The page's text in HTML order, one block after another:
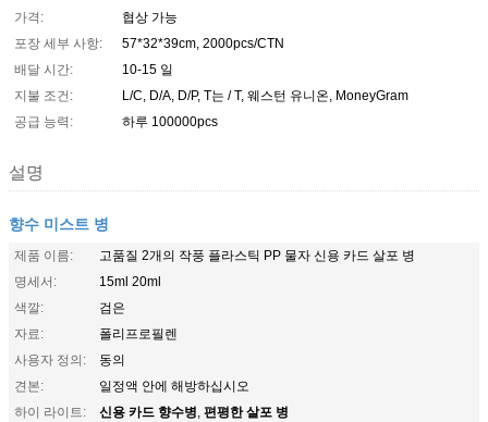
가격:
협상 가능
포장 세부 사항:
57*32*39cm, 2000pcs/CTN
배달 시간:
10-15 일
지불 조건:
L/C, D/A, D/P, T는 / T, 웨스턴 유니온, MoneyGram
공급 능력:
하루 100000pcs
설명
향수 미스트 병
제품 이름:
고품질 2개의 작풍 플라스틱 PP 물자 신용 카드 살포 병
명세서:
15ml 20ml
색깔:
검은
자료:
폴리프로필렌
사용자 정의:
동의
견본:
일정액 안에 해방하십시오
하이 라이트:
신용 카드 향수병, 편평한 살포 병